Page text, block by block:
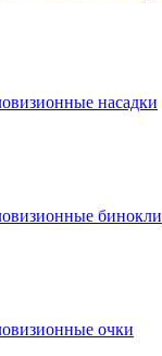
насадки
бинокли
очки